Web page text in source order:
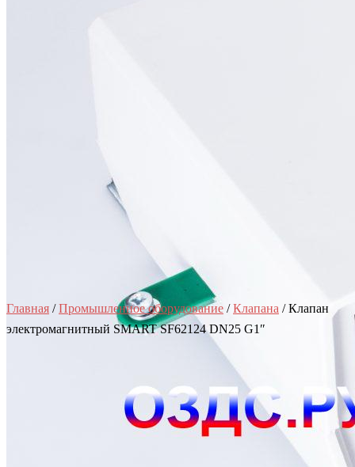
Главная /Промышленное оборудование /Клапана / Клапан
электромагнитный SMART SF62124 DN25 G1″